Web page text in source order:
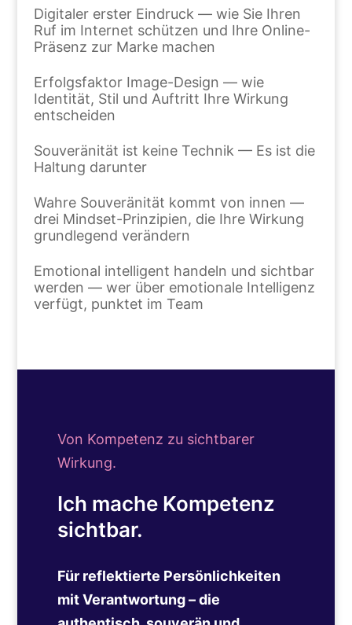
Digitaler erster Eindruck — wie Sie Ihren
Ruf im Internet schützen und Ihre Online-
Präsenz zur Marke machen
Erfolgsfaktor Image-Design — wie
Identität, Stil und Auftritt Ihre Wirkung
entscheiden
Souveränität ist keine Technik — Es ist die
Haltung darunter
Wahre Souveränität kommt von innen —
drei Mindset-Prinzipien, die Ihre Wirkung
grundlegend verändern
Emotional intelligent handeln und sichtbar
werden — wer über emotionale Intelligenz
verfügt, punktet im Team
Von Kompetenz zu sichtbarer
Wirkung.
Ich mache Kompetenz
sichtbar.
Für reflektierte Persönlichkeiten
mit Verantwortung – die